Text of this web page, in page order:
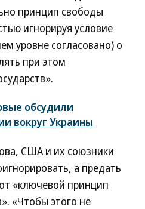
принцип свободы
игнорируя условие
уровне согласовано) о
при этом
обсудили
вокруг Украины
США и их союзники
а предать
«ключевой принцип
«Чтобы этого не